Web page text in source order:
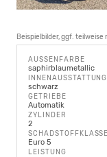
Beispielbilder, ggf.
AUSSENFARBE
saphirblaumetallic
INNENAUSSTATTUNG
schwarz
GETRIEBE
Automatik
ZYLINDER
2
SCHADSTOFFKLASSE
Euro 5
LEISTUNG